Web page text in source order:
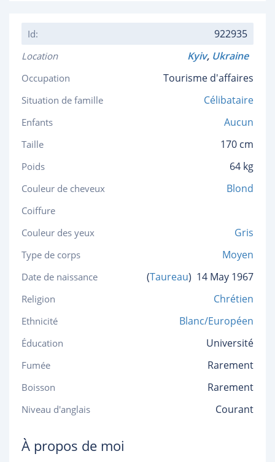
Id: 922935
Location Kyiv, Ukraine
Occupation Tourisme d'affaires
Situation de famille Célibataire
Enfants Aucun
Taille 170 cm
Poids 64 kg
Couleur de cheveux Blond
Coiffure
Couleur des yeux
Gris
Type de corps Moyen
Date de naissance (Taureau) 14 May 1967
Religion Chrétien
Ethnicité Blanc/Européen
Éducation Université
Fumée Rarement
Boisson Rarement
Niveau d'anglais Courant
À propos de moi